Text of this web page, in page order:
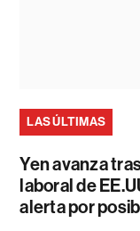
LAS ÚLTIMAS
Yen avanza
laboral de
alerta por